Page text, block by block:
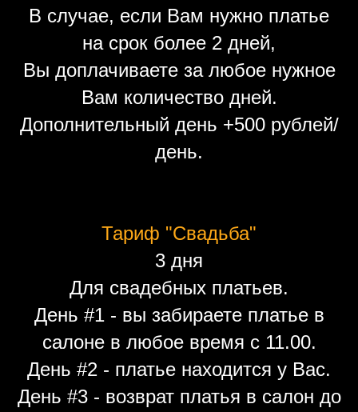
В случае, если Вам нужно платье
на срок более 2 дней,
Вы доплачиваете за любое нужное
Вам количество дней.
Дополнительный день +500 рублей/
день.
Тариф "Свадьба"
3 дня
Для свадебных платьев.
День #1 - вы забираете платье в
салоне в любое время с 11.00.
День #2 - платье находится у Вас.
День #3 - возврат платья в салон до